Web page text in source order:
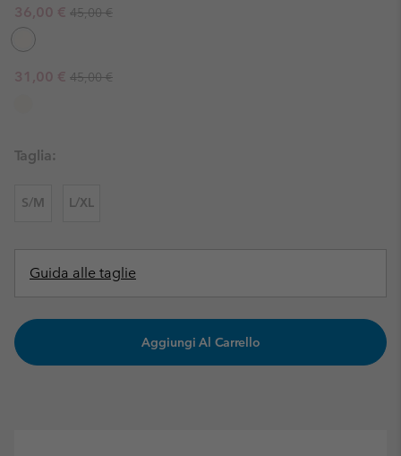
Sale price:
36,00 € Regular price:
45,00 €
Sale price:
31,00 € Regular price:
45,00 €
Taglia:
S/M L/XL
Guida alle taglie
Aggiungi Al Carrello